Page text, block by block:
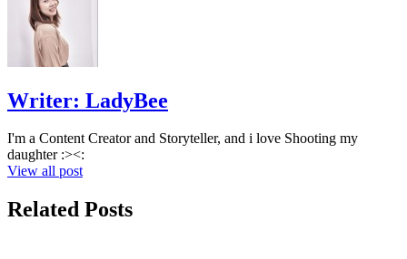
Writer: LadyBee
I'm a Content Creator and Storyteller, and i love Shooting my
daughter :><:
View all post
Related Posts